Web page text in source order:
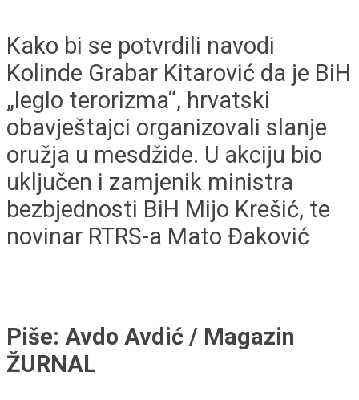
Kako bi se potvrdili navodi
Kolinde Grabar Kitarović da je BiH
„leglo terorizma“, hrvatski
obavještajci organizovali slanje
oružja u mesdžide. U akciju bio
uključen i zamjenik ministra
bezbjednosti BiH Mijo Krešić, te
novinar RTRS-a Mato Đaković
Piše: Avdo Avdić / Magazin
ŽURNAL